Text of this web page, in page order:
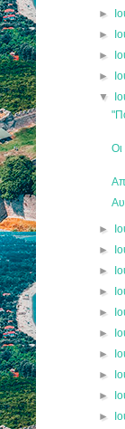
►
►
►
►
▼
Οι
►
►
►
►
►
►
►
►
►
►